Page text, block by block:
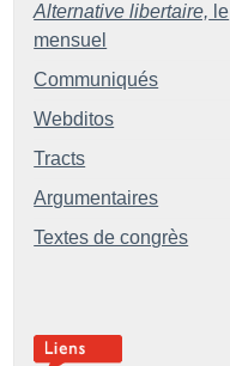
Alternative libertaire, le
mensuel
Communiqués
Webditos
Tracts
Argumentaires
Textes de congrès